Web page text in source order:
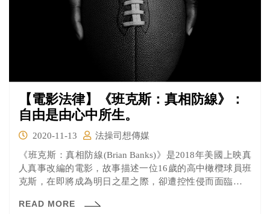
【電影法律】《班克斯：真相防線》：
自由是由心中所生。
2020-11-13
法操司想傳媒
《班克斯：真相防線(Brian Banks)》是2018年美國上映真
人真事改編的電影，故事描述一位16歲的高中橄欖球員班
克斯，在即將成為明日之星之際，卻遭控性侵而面臨六年
作、生活上處處碰壁，他於是找上成立「加州無罪計畫」
READ MORE